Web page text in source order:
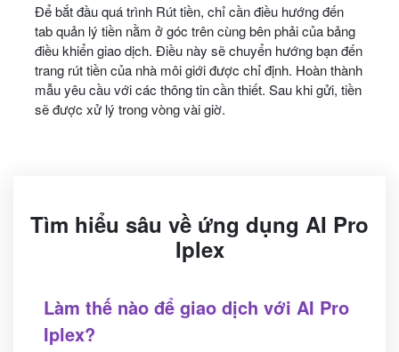
Để bắt đầu quá trình Rút tiền, chỉ cần điều hướng đến
tab quản lý tiền nằm ở góc trên cùng bên phải của bảng
điều khiển giao dịch. Điều này sẽ chuyển hướng bạn đến
trang rút tiền của nhà môi giới được chỉ định. Hoàn thành
mẫu yêu cầu với các thông tin cần thiết. Sau khi gửi, tiền
sẽ được xử lý trong vòng vài giờ.
Tìm hiểu sâu về ứng dụng AI Pro
Iplex
Làm thế nào để giao dịch với AI Pro
Iplex?